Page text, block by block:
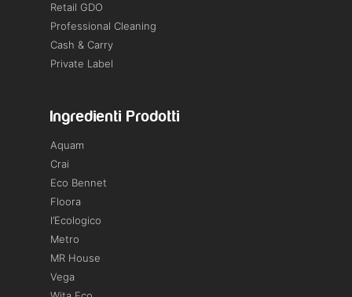
Retail GDO
Professional Cleaning
Cash & Carry
Private Label
Ingredienti Prodotti
Aquam
Crai
Eco Bennet
Floora
l’Ecologico
Metro
MR House
Vega